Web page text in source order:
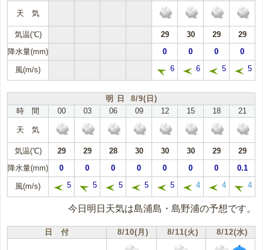
天 気
気温(℃) 29 30 29
29
降水量(mm)
0 0 0 0
風(m/s) 6 6 5 5
明 日 8/9(日)
時 間
00 03 06 09 12 15 18 21
天 気
気温(℃) 29 29 28 30 30 30 29
29
降水量(mm)
0 0 0 0 0 0 0 0.1
風(m/s) 5 5 5 5 5 4 4 4
今日明日天気は島浦島・島野浦の予想です。
日 付 8/10(月) 8/11(火) 8/12(水)